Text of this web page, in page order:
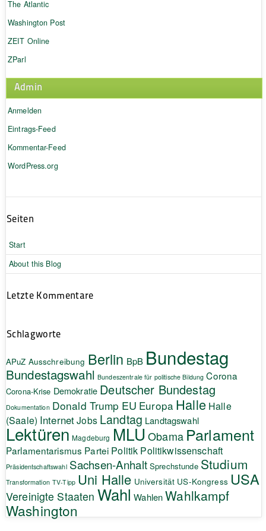
The Atlantic
Washington Post
ZEIT Online
ZParl
Admin
Anmelden
Eintrags-Feed
Kommentar-Feed
WordPress.org
Seiten
Start
About this Blog
Letzte Kommentare
Schlagworte
APuZ Ausschreibung Berlin BpB Bundestag
Bundestagswahl Bundeszentrale für politische Bildung Corona
Corona-Krise Demokratie Deutscher Bundestag
Dokumentation Donald Trump EU Europa Halle Halle
(Saale) InternetJobs Landtag Landtagswahl
Lektüren Magdeburg MLU Obama Parlament
Parlamentarismus Partei Politik Politikwissenschaft
Präsidentschaftswahl Sachsen-Anhalt Sprechstunde Studium
Transformation TV-Tipp Uni Halle Universität US-Kongress USA
Vereinigte Staaten Wahl Wahlen Wahlkampf
Washington